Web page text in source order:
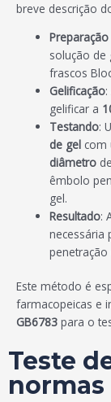
Teste
normas
breve descrição
solução de
frascos
Gelificação
gelificar a
Testando:
de gel com
diâmetro
êmbolo
gel.
Resultado:
necessária
Este método é
farmacopeicas e
GB6783 para o